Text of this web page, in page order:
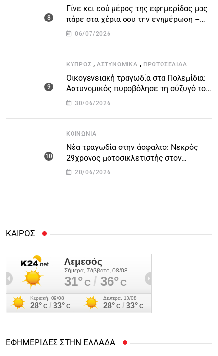
Γίνε και εσύ μέρος της εφημερίδας μας
πάρε στα χέρια σου την ενημέρωση –
στείλε το δικό σου άρθρο την δική σου
06/07/2026
ΚΎΠΡΟΣ , ΑΣΤΥΝΟΜΙΚΆ , ΠΡΩΤΟΣΈΛΙΔΑ
Οικογενειακή τραγωδία στα Πολεμίδια:
Αστυνομικός πυροβόλησε τη σύζυγό του
και αυτοκτόνησε
30/06/2026
ΚΟΙΝΩΝΊΑ
Νέα τραγωδία στην άσφαλτο: Νεκρός
29χρονος μοτοσικλετιστής στον
αυτοκινητόδρομο Πάφου – Λεμεσού
20/06/2026
ΚΑΙΡΟΣ
ΕΦΗΜΕΡΙΔΕΣ ΣΤΗΝ ΕΛΛΑΔΑ